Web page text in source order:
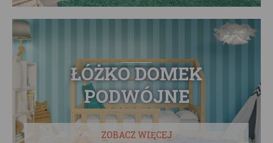
ŁÓŻKO DOMEK
PODWÓJNE
ZOBACZ WIĘCEJ